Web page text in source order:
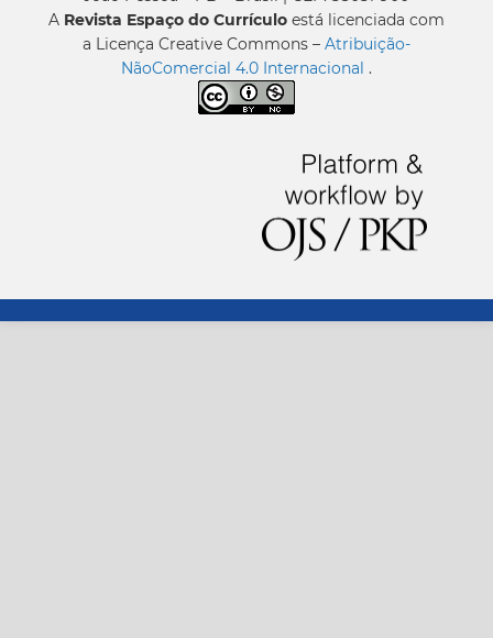
A Revista Espaço do Currículo está licenciada com
a Licença Creative Commons – Atribuição-
NãoComercial 4.0 Internacional .